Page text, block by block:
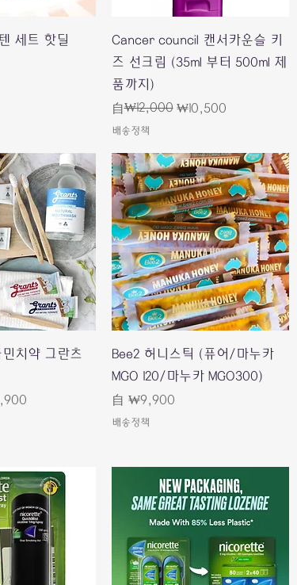
瀏覽
세트 핫딜
快速瀏覽
Cancer council 캔서카운슬 키
즈 선크림 (35ml 부터 500ml 제
품까지)
自
一般價格
₩12,000 ₩10,500
促銷價格
배송정책
瀏覽
치약 그란츠
快速瀏覽
Bee2 허니스틱 (퓨어/마누카
MGO 120/마누카 MGO300)
自 ₩9,900
促銷價格
배송정책